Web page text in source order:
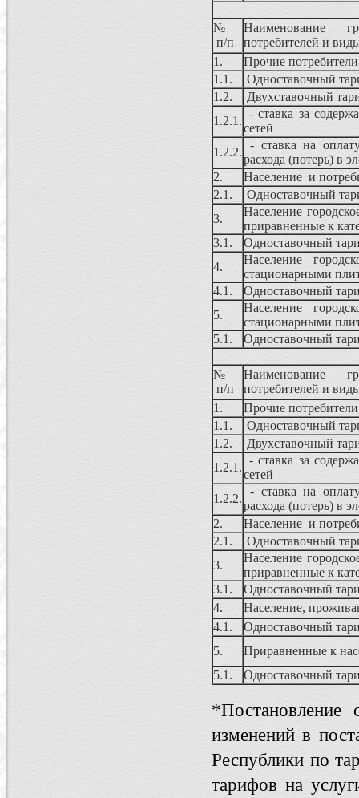
№
п/п
Наименование
потребителей и
1.
Прочие
1.1.
Одноставочный
1.2.
Двухставочный
1.2.1.
- ставка за
сетей
1.2.2.
- ставка на
расхода (потерь) в
2.
Население и
2.1.
Одноставочный
3.
Население
приравненные к
3.1.
Одноставочный
4.
Население
стационарными
4.1.
Одноставочный
5.
Население
стационарными
5.1.
Одноставочный
№
п/п
Наименование
потребителей и
1.
Прочие
1.1.
Одноставочный
1.2.
Двухставочный
1.2.1.
- ставка за
сетей
1.2.2.
- ставка на
расхода (потерь) в
2.
Население и
2.1.
Одноставочный
3.
Население
приравненные к
3.1.
Одноставочный
4.
Население,
4.1.
Одноставочный
5.
Приравненные к
5.1.
Одноставочный
изменений в
Республики по
тарифов на